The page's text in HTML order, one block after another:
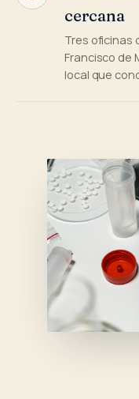
cercana
Tres oficinas
Francisco de
local que